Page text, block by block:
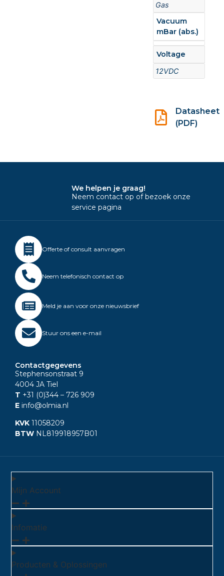
Gas
Vacuum
mBar (abs.)
Voltage
12VDC
Datasheet
(PDF)
We helpen je graag!
Neem contact op of bezoek onze
service pagina
Offerte of consult aanvragen
Neem telefonisch contact op
Meld je aan voor onze nieuwsbrief
Stuur ons een e-mail
Contactgegevens
Stephensonstraat 9
4004 JA Tiel
T +31 (0)344 – 726 909
E info@olmia.nl
KVK 11058209
BTW NL819918957B01
Mijn Account
Infomatie
Producten & Oplossingen